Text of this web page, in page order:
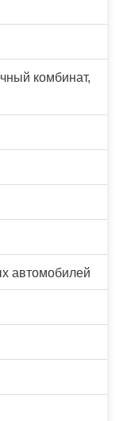
комбинат,
автомобилей